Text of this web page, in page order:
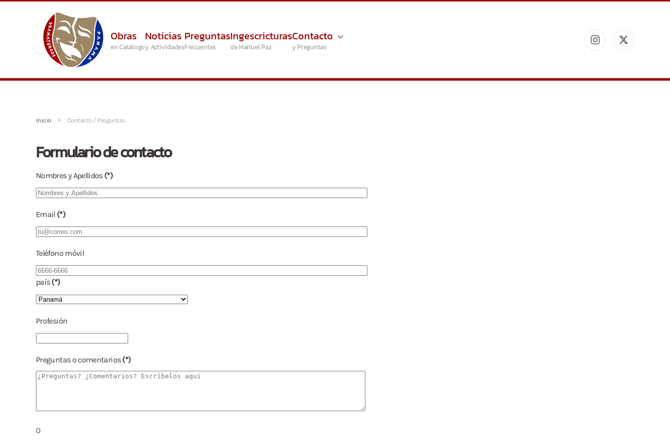
Skip to main content
Obras
en Catálogo
Noticias
y Actividades
Preguntas
Frecuentes
Ingescricturas
de Manuel Paz
Contacto
y Preguntas
Inicio Contacto / Preguntas
Formulario de contacto
Nombres y Apellidos (*)
Email (*)
Teléfono móvil
país(*)
Profesión
Preguntas o comentarios(*)
0